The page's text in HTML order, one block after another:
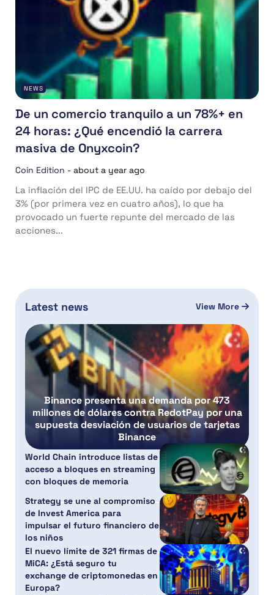
NEWS
De un comercio tranquilo a un 78%+ en
24 horas: ¿Qué encendió la carrera
masiva de Onyxcoin?
Coin Edition - about a year ago
La inflación del IPC de EE.UU. ha caído por debajo del
3% (por primera vez en cuatro años), lo que ha
provocado un fuerte repunte del mercado de las
acciones...
Latest news View More
Binance presenta una demanda por 473
millones de dólares contra RedotPay por una
supuesta desviación de usuarios de tarjetas
Binance
World Chain introduce listas de
acceso a bloques en streaming
con bloques de memoria
Strategy se une al compromiso
de Invest America para
impulsar el futuro financiero de
los niños
El nuevo límite de 321 firmas de
MiCA: ¿Está seguro tu
exchange de criptomonedas en
Europa?